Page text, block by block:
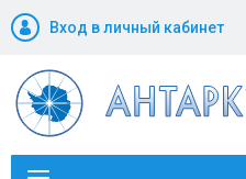
Вход в личный кабинет